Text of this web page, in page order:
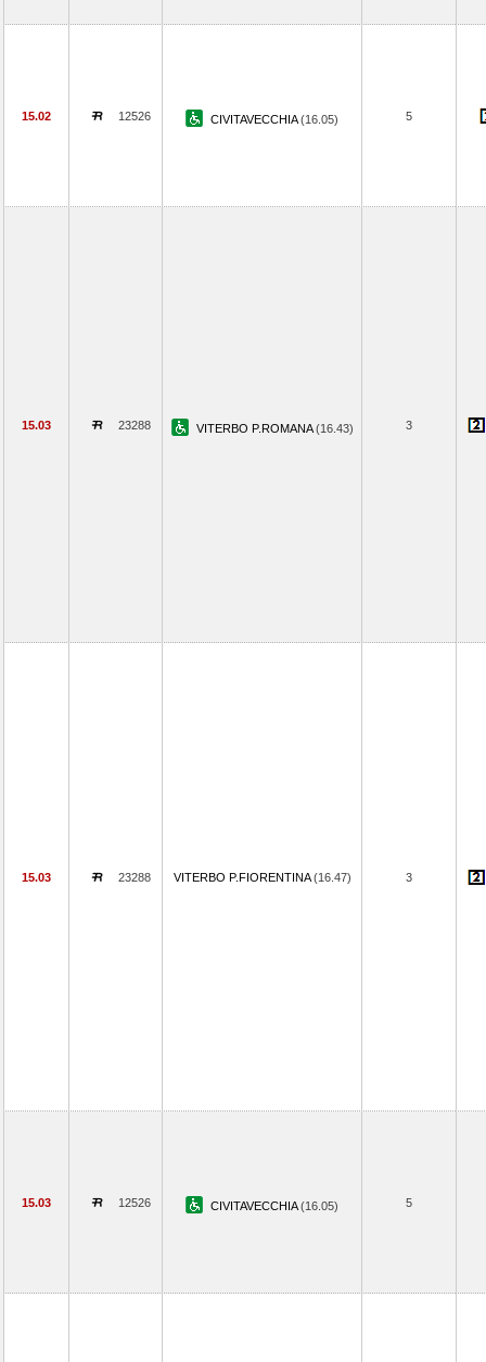
15.02 12526 CIVITAVECCHIA(16.05) 5
15.03 23288 VITERBO P.ROMANA(16.43) 3
15.03 23288 VITERBO P.FIORENTINA(16.47) 3
15.03 12526 CIVITAVECCHIA(16.05) 5